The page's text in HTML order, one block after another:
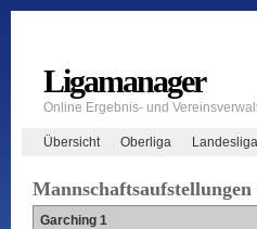
Ligamanager
Online Ergebnis- und
Übersicht Oberliga
Garching 1